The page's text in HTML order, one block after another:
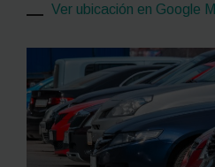
Ver ubicación en Google